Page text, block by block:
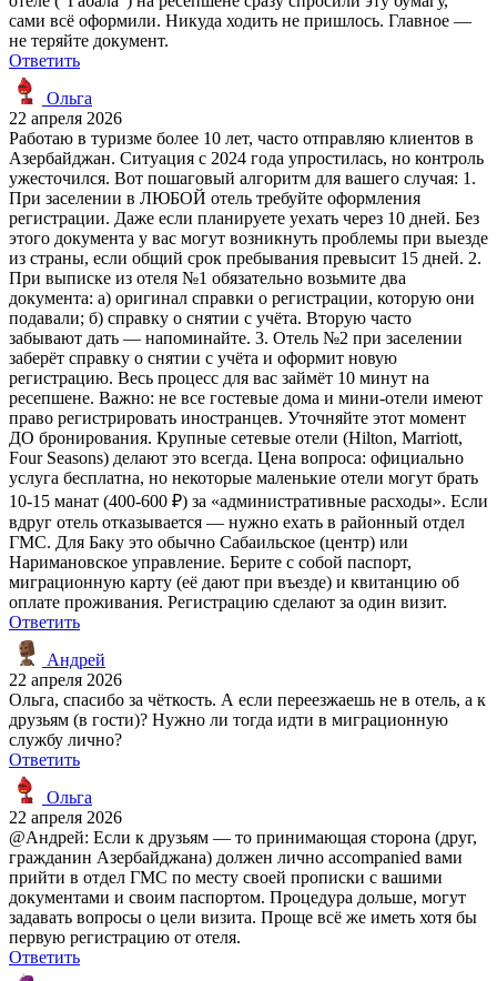
сами всё оформили. Никуда ходить не пришлось. Главное —
не теряйте документ.
Ответить
Ольга
22 апреля 2026
Работаю в туризме более 10 лет, часто отправляю клиентов в
Азербайджан. Ситуация с 2024 года упростилась, но контроль
ужесточился. Вот пошаговый алгоритм для вашего случая: 1.
При заселении в ЛЮБОЙ отель требуйте оформления
регистрации. Даже если планируете уехать через 10 дней. Без
этого документа у вас могут возникнуть проблемы при выезде
из страны, если общий срок пребывания превысит 15 дней. 2.
При выписке из отеля №1 обязательно возьмите два
документа: а) оригинал справки о регистрации, которую они
подавали; б) справку о снятии с учёта. Вторую часто
забывают дать — напоминайте. 3. Отель №2 при заселении
заберёт справку о снятии с учёта и оформит новую
регистрацию. Весь процесс для вас займёт 10 минут на
ресепшене. Важно: не все гостевые дома и мини-отели имеют
право регистрировать иностранцев. Уточняйте этот момент
ДО бронирования. Крупные сетевые отели (Hilton, Marriott,
Four Seasons) делают это всегда. Цена вопроса: официально
услуга бесплатна, но некоторые маленькие отели могут брать
10-15 манат (400-600 ₽) за «административные расходы». Если
вдруг отель отказывается — нужно ехать в районный отдел
ГМС. Для Баку это обычно Сабаильское (центр) или
Наримановское управление. Берите с собой паспорт,
миграционную карту (её дают при въезде) и квитанцию об
оплате проживания. Регистрацию сделают за один визит.
Ответить
Андрей
22 апреля 2026
Ольга, спасибо за чёткость. А если переезжаешь не в отель, а к
друзьям (в гости)? Нужно ли тогда идти в миграционную
службу лично?
Ответить
Ольга
22 апреля 2026
@Андрей: Если к друзьям — то принимающая сторона (друг,
гражданин Азербайджана) должен лично accompanied вами
прийти в отдел ГМС по месту своей прописки с вашими
документами и своим паспортом. Процедура дольше, могут
задавать вопросы о цели визита. Проще всё же иметь хотя бы
первую регистрацию от отеля.
Ответить